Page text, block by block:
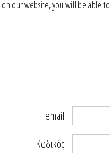
on our website, you will be able
email:
Κωδικός: